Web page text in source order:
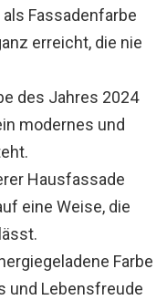
Fassadenfarbe
erreicht, die nie
des Jahres 2024
modernes und
Hausfassade
eine Weise, die
Farbe
und Lebensfreude